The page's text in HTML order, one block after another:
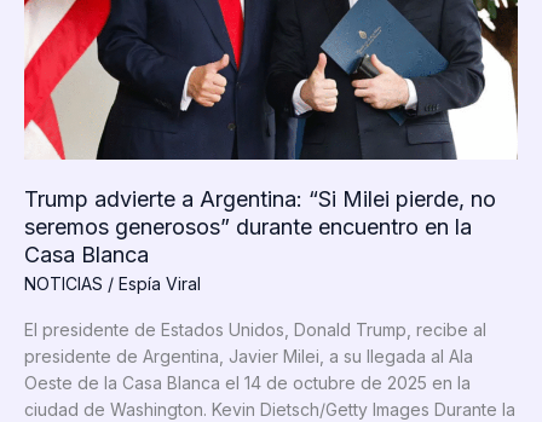
Trump advierte a Argentina: “Si Milei pierde, no
seremos generosos” durante encuentro en la
Casa Blanca
NOTICIAS / Espía Viral
El presidente de Estados Unidos, Donald Trump, recibe al
presidente de Argentina, Javier Milei, a su llegada al Ala
Oeste de la Casa Blanca el 14 de octubre de 2025 en la
ciudad de Washington. Kevin Dietsch/Getty Images Durante la